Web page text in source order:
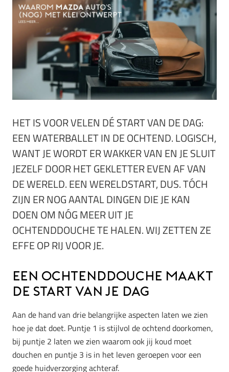
HET IS VOOR VELEN DÉ START VAN DE DAG:
EEN WATERBALLET IN DE OCHTEND. LOGISCH,
WANT JE WORDT ER WAKKER VAN EN JE SLUIT
JEZELF DOOR HET GEKLETTER EVEN AF VAN
DE WERELD. EEN WERELDSTART, DUS. TÓCH
ZIJN ER NOG AANTAL DINGEN DIE JE KAN
DOEN OM NÓG MEER UIT JE
OCHTENDDOUCHE TE HALEN. WIJ ZETTEN ZE
EFFE OP RIJ VOOR JE.
Een ochtenddouche maakt
de start van je dag
Aan de hand van drie belangrijke aspecten laten we zien
hoe je dat doet. Puntje 1 is stijlvol de ochtend doorkomen,
bij puntje 2 laten we zien waarom ook jij koud moet
douchen en puntje 3 is in het leven geroepen voor een
goede huidverzorging achteraf.